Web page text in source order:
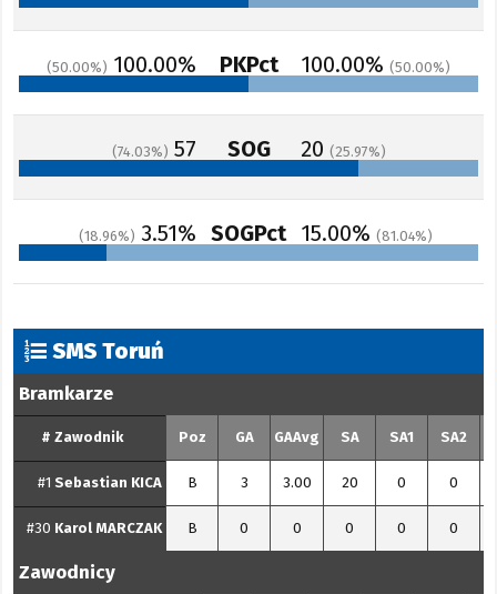
50.00 100.00% PKPct 100.00% 50.00
74.03 57 SOG 20 25.97
18.96 3.51% SOGPct 15.00% 81.04
SMS Toruń
Bramkarze
# Zawodnik Poz GA GAAvg SA SA1 SA2
#1 Sebastian KICA B 3 3.00 20 0 0
#30 Karol MARCZAK B 0 0 0 0 0
Zawodnicy